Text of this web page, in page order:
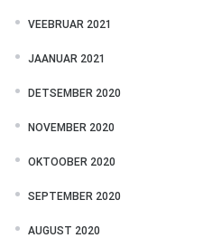
VEEBRUAR 2021
JAANUAR 2021
DETSEMBER 2020
NOVEMBER 2020
OKTOOBER 2020
SEPTEMBER 2020
AUGUST 2020